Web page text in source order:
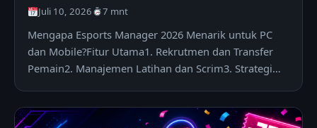
Juli 10, 2026 7 mnt
Mengapa Esports Manager 2026 Menarik untuk PC
dan Mobile?Fitur Utama1. Rekrutmen dan Transfer
Pemain2. Manajemen Latihan dan Scrim3. Strategi